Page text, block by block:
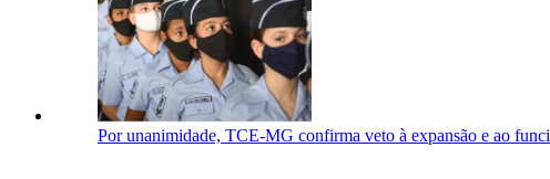
Por unanimidade, TCE-MG confirma veto à expansão e ao